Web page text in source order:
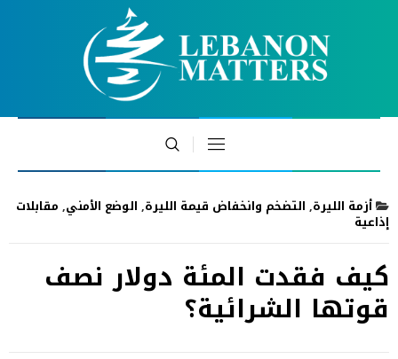
أزمة الليرة, التضخم وانخفاض قيمة الليرة, الوضع الأمني, مقابلات
إذاعية
كيف فقدت المئة دولار نصف
قوتها الشرائية؟